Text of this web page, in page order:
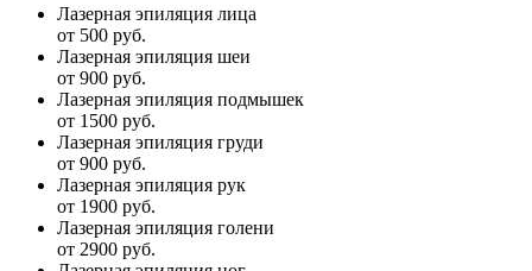
Лазерная эпиляция лица
от 500 руб.
Лазерная эпиляция шеи
от 900 руб.
Лазерная эпиляция подмышек
от 1500 руб.
Лазерная эпиляция груди
от 900 руб.
Лазерная эпиляция рук
от 1900 руб.
Лазерная эпиляция голени
от 2900 руб.